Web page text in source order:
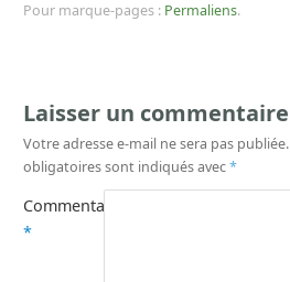
Pour marque-pages : Permaliens.
Laisser un commentaire
Votre adresse e-mail ne sera pas publiée.
obligatoires sont indiqués avec*
Commentaire
*